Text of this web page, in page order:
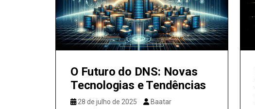
O Futuro do DNS: Novas
Tecnologias e Tendências
28 de julho de 2025
Baatar